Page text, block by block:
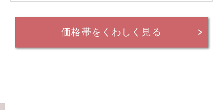
価格帯をくわしく見る